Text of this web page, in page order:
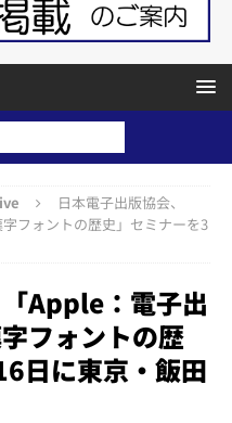
日本電子出版協会、
フォントの歴史」セミナーを3
Apple：電子出
フォントの歴
日に東京・飯田